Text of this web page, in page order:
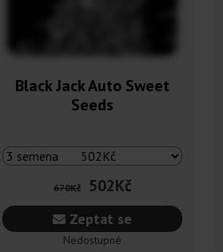
Black Jack Auto Sweet
Seeds
670Kč 502Kč
Zeptat se
Nedostupné